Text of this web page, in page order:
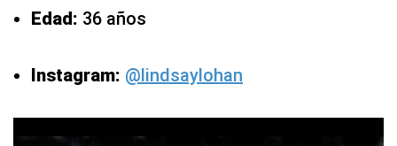
Edad: 36 años
Instagram: @lindsaylohan